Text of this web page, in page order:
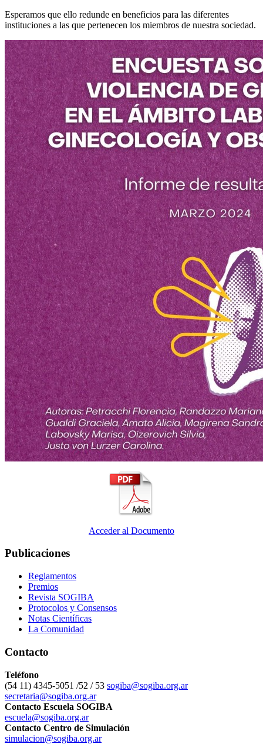
Esperamos que ello redunde en beneficios para las diferentes
instituciones a las que pertenecen los miembros de nuestra sociedad.
Acceder al Documento
Publicaciones
Reglamentos
Premios
Revista SOGIBA
Protocolos y Consensos
Notas Científicas
La Comunidad
Contacto
Teléfono
(54 11) 4345-5051 /52 / 53 sogiba@sogiba.org.ar
secretaria@sogiba.org.ar
Contacto Escuela SOGIBA
escuela@sogiba.org.ar
Contacto Centro de Simulación
simulacion@sogiba.org.ar